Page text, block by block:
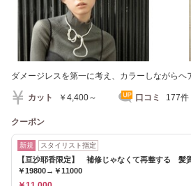
ダメージレスを第一に考え、カラーしながら
カット ￥4,400～ 口コミ 177件
クーポン
新規 スタイリスト指定
【亘沙耶香限定】 補修じゃなくて再整する 髪
￥19800→￥11000